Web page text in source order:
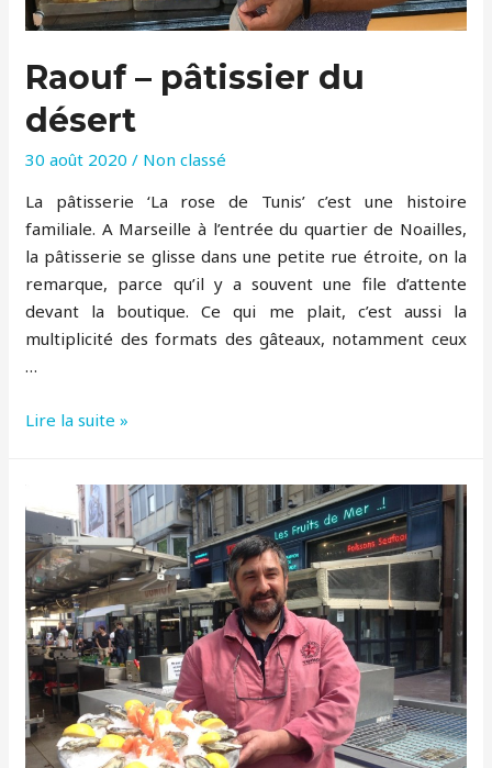
Raouf – pâtissier du
désert
30 août 2020 / Non classé
La pâtisserie ‘La rose de Tunis’ c’est une histoire
familiale. A Marseille à l’entrée du quartier de Noailles,
la pâtisserie se glisse dans une petite rue étroite, on la
remarque, parce qu’il y a souvent une file d’attente
devant la boutique. Ce qui me plait, c’est aussi la
multiplicité des formats des gâteaux, notamment ceux
…
Raouf
désert
Lire la suite »